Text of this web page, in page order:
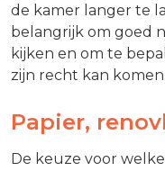
de kamer langer te
belangrijk om goed
kijken en om te
zijn recht kan komen.
Papier,
De keuze voor